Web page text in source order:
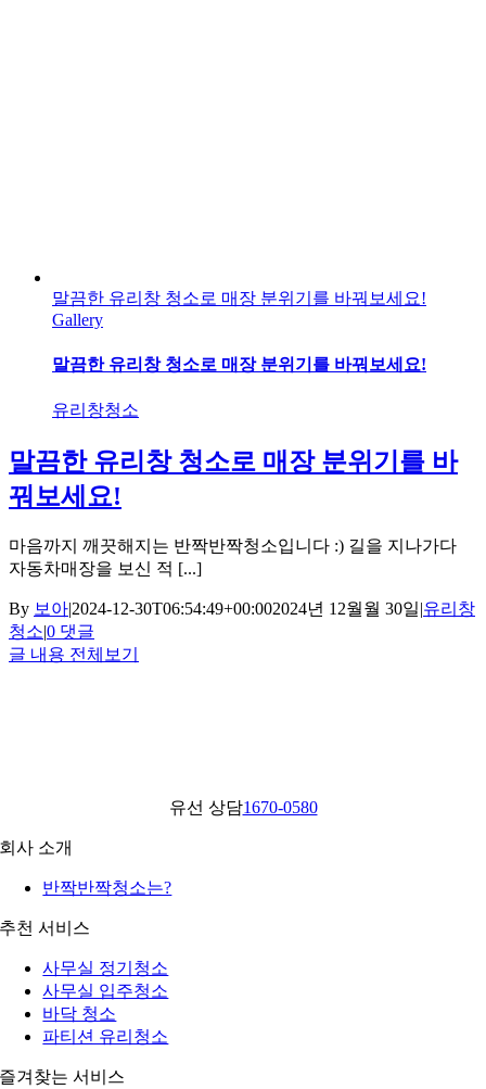
말끔한 유리창 청소로 매장 분위기를 바꿔보세요!
Gallery
말끔한 유리창 청소로 매장 분위기를 바꿔보세요!
유리창청소
말끔한 유리창 청소로 매장 분위기를 바
꿔보세요!
마음까지 깨끗해지는 반짝반짝청소입니다 :) 길을 지나가다
자동차매장을 보신 적 [...]
By 보아|2024-12-30T06:54:49+00:002024년 12월월 30일|유리창
청소|0 댓글
글 내용 전체보기
유선 상담1670-0580
회사 소개
반짝반짝청소는?
추천 서비스
사무실 정기청소
사무실 입주청소
바닥 청소
파티션 유리청소
즐겨찾는 서비스